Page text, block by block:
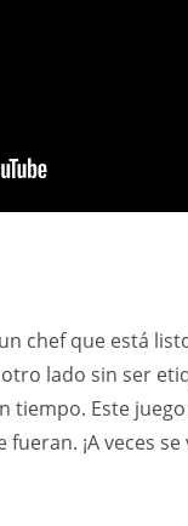
chef que está
lado sin ser
tiempo. Este
¡A veces